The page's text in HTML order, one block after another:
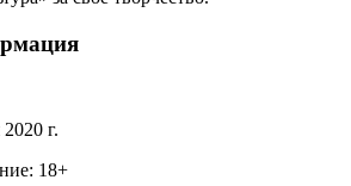
г.
18+